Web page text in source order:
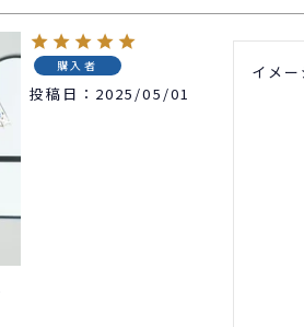
購入者
投稿日 2025/05/01
イメ